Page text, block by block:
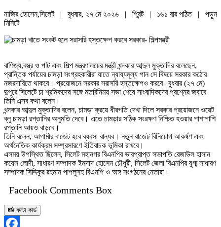
নাজির হোসেন,সিলেট | বুধবার, ২৭ মে ২০২৬ | প্রিন্ট | ১৬১ বার পঠিত
| পড়ুন
মিনিটে
বাণিজ্য,বস্ত্র ও পাট এবং শিল্প মন্ত্রণালয়ের মন্ত্রী খন্দকার আব্দুল মুক্তাদির বলেছেন,
প্রান্তিক পর্যায়ের চামড়া সংগ্রহকারীরা যাতে ন্যায্যমূল্য পান সে বিষয়ে সরকার কঠোর
নজরদারিতে থাকবে। প্রয়োজনে সরকার সরাসরি হস্তক্ষেপও করবে।বুধবার (২৭ মে)
দুপুরে সিলেটে চা শ্রমিকদের সঙ্গে মতবিনিময় সভা শেষে সাংবাদিকদের প্রশ্নের জবাবে
তিনি এসব কথা বলেন।
খন্দকার আব্দুল মুক্তাদির বলেন, চামড়া ক্রয়ে ধীরগতি দেখা দিলে সরকার প্রয়োজনে ওয়েট
ব্লু চামড়া রপ্তানির অনুমতি দেবে। এতে চামড়ার সঠিক সংরক্ষণ নিশ্চিত হওয়ার পাশাপাশি
রপ্তানি আয়ও বাড়বে।
তিনি বলেন, আগামীর বাজেট হবে ব্যবসা বান্ধব। নতুন বাজেট বিনিয়োগ আকর্ষণ এবং
অর্থনৈতিক কার্যক্রম সম্প্রসারণে ইতিবাচক ভূমিকা রাখবে।
এসময় উপস্থিত ছিলেন, সিলেট মহানগর বিএনপির ভারপ্রাপ্ত সভাপতি রেজাউল হাসান
কয়েস লোদী, সাধারণ সম্পাদক ইমদাদ হোসেন চৌধুরী, সিলেট জেলা বিএনপির যুগ্ম সাধারণ
সম্পাদক সিদ্দিকুর রহমান পাপলুসহ বিএনপি ও অঙ্গ সংগঠনের নেতারা।
Facebook Comments Box
📸 ফটো কার্ড